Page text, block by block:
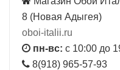
8 (Новая Адыгея)
oboi-italii.ru
пн-вс: с 10:00 до
8(918) 965-57-93